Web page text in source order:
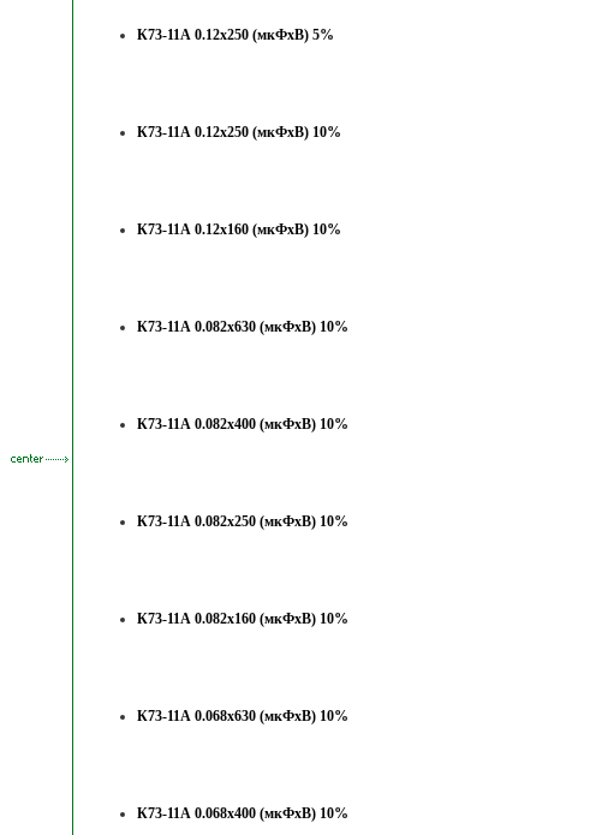
К73-11А 0.12х250 (мкФхВ) 5%
К73-11А 0.12х250 (мкФхВ) 10%
К73-11А 0.12х160 (мкФхВ) 10%
К73-11А 0.082х630 (мкФхВ) 10%
К73-11А 0.082х400 (мкФхВ) 10%
К73-11А 0.082х250 (мкФхВ) 10%
К73-11А 0.082х160 (мкФхВ) 10%
К73-11А 0.068х630 (мкФхВ) 10%
К73-11А 0.068х400 (мкФхВ) 10%